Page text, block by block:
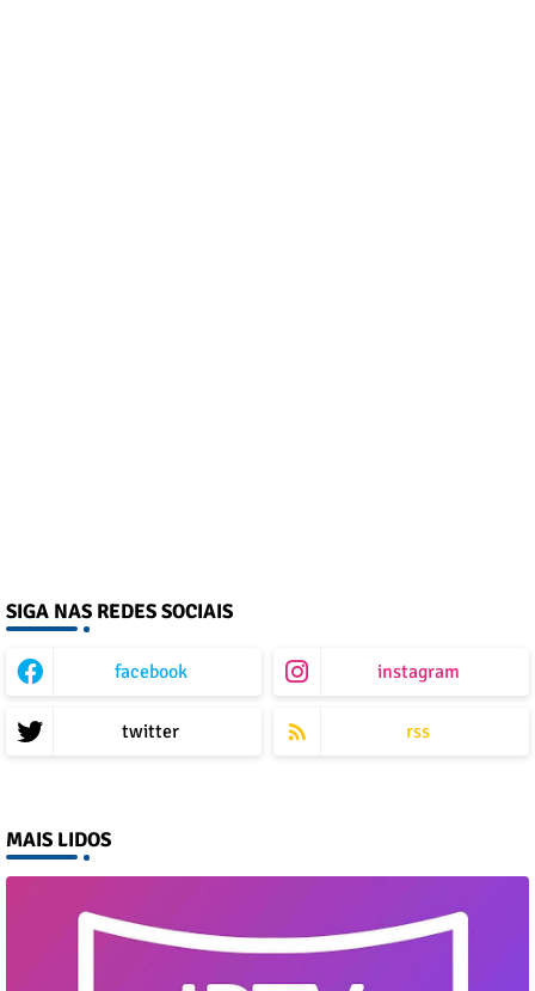
SIGA NAS REDES SOCIAIS
facebook instagram
twitter rss
MAIS LIDOS